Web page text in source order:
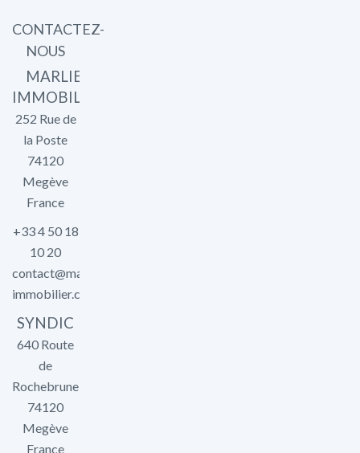
CONTACTEZ-
NOUS
MARLIER
IMMOBILIER
252 Rue de
la Poste
74120
Megève
France
+33 4 50 18
10 20
contact@marlier-
immobilier.com
SYNDIC
640 Route
de
Rochebrune
74120
Megève
France